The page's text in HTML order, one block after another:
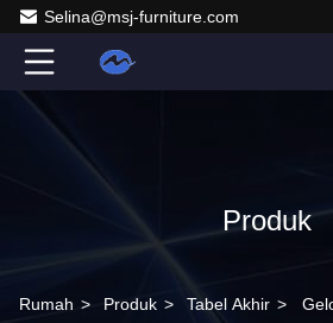
Selina@msj-furniture.com
Produk
Rumah > Produk > Tabel Akhir >